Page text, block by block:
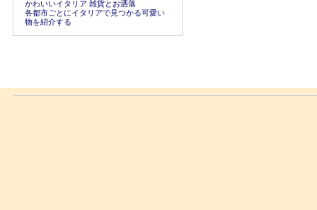
かわいいイタリア 雑貨とお洒落
各都市ごとにイタリアで見つかる可愛い
物を紹介する